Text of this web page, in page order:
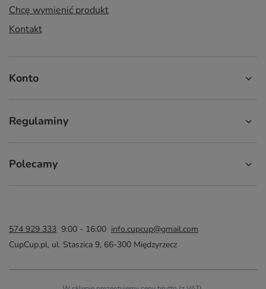
Chcę wymienić produkt
Kontakt
Konto
Regulaminy
Polecamy
574 929 333 9:00 - 16:00 info.cupcup@gmail.com
CupCup.pl, ul. Staszica 9, 66-300 Międzyrzecz